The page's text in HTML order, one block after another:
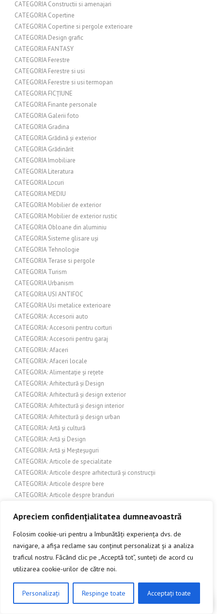
Apreciem confidențialitatea dumneavoastră
Folosim cookie-uri pentru a îmbunătăți experiența dvs. de
navigare, a afișa reclame sau conținut personalizat și a analiza
traficul nostru. Făcând clic pe „Acceptă tot”, sunteți de acord cu
utilizarea cookie-urilor de către noi.
Personalizați Respinge toate Acceptați toate
CATEGORIA Constructii si amenajari
CATEGORIA Copertine
CATEGORIA Copertine si pergole exterioare
CATEGORIA Design grafic
CATEGORIA FANTASY
CATEGORIA Ferestre
CATEGORIA Ferestre si usi
CATEGORIA Ferestre si usi termopan
CATEGORIA FICȚIUNE
CATEGORIA Finante personale
CATEGORIA Galerii foto
CATEGORIA Gradina
CATEGORIA Grădină și exterior
CATEGORIA Grădinărit
CATEGORIA Imobiliare
CATEGORIA Literatura
CATEGORIA Locuri
CATEGORIA MEDIU
CATEGORIA Mobilier de exterior
CATEGORIA Mobilier de exterior rustic
CATEGORIA Obloane din aluminiu
CATEGORIA Sisteme glisare uși
CATEGORIA Tehnologie
CATEGORIA Terase si pergole
CATEGORIA Turism
CATEGORIA Urbanism
CATEGORIA USI ANTIFOC
CATEGORIA Usi metalice exterioare
CATEGORIA: Accesorii auto
CATEGORIA: Accesorii pentru corturi
CATEGORIA: Accesorii pentru garaj
CATEGORIA: Afaceri
CATEGORIA: Afaceri locale
CATEGORIA: Alimentație și rețete
CATEGORIA: Arhitectură și Design
CATEGORIA: Arhitectură și design exterior
CATEGORIA: Arhitectură și design interior
CATEGORIA: Arhitectură și design urban
CATEGORIA: Artă și cultură
CATEGORIA: Artă și Design
CATEGORIA: Artă și Meșteșuguri
CATEGORIA: Articole de specialitate
CATEGORIA: Articole despre arhitectură și construcții
CATEGORIA: Articole despre bere
CATEGORIA: Articole despre branduri
CATEGORIA: Articole despre meteorologie sau fenomene naturale
CATEGORIA: Articole despre produse pentru exterior
CATEGORIA: Articole despre produse și servicii
CATEGORIA: Articole diverse
CATEGORIA: Artizanat și meșteșuguri
CATEGORIA: Automobile
CATEGORIA: Botanică
CATEGORIA: Comerț și industrie
CLICK AICI PENTRU A DISCUTA